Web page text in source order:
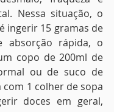
Nessa situação, o
ingerir 15 gramas de
absorção rápida, o
copo de 200ml de
ou de suco de
com 1 colher de sopa
doces em geral,